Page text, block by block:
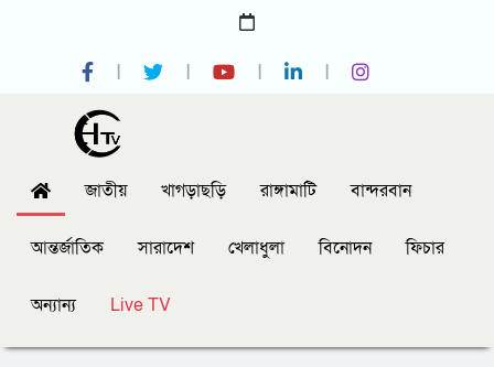
জাতীয় খাগড়াছড়ি রাঙ্গামাটি বান্দরবান
আন্তর্জাতিক সারাদেশ খেলাধুলা বিনোদন ফিচার
অন্যান্য Live TV